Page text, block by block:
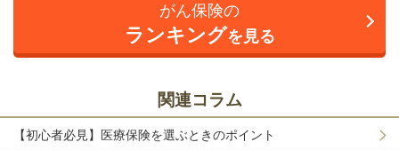
がん保険の
ランキングを見る
関連コラム
【初心者必見】医療保険を選ぶときのポイント